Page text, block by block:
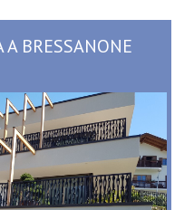
A BRESSANONE